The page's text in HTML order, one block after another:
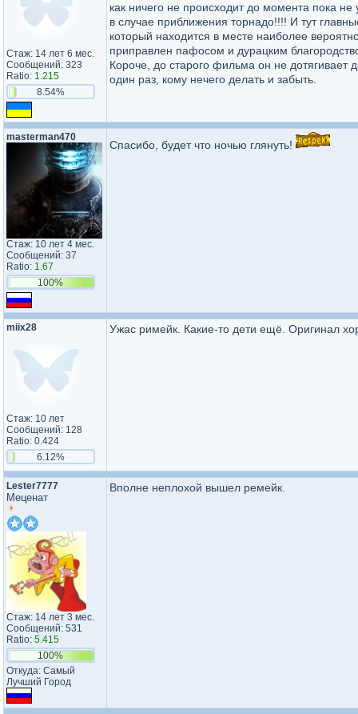
Стаж: 14 лет 6 мес.
Сообщений: 323
Ratio: 1.215
8.54%
как ничего не происходит до момента пока
в случае приближения торнадо!!!! И тут
который находится в месте наиболее
приправлен пафосом и дурацким
Короче, до старого фильма он не
один раз, кому нечего делать и забыть.
masterman470
Стаж: 10 лет 4 мес.
Сообщений: 37
Ratio: 1.67
100%
Спасибо, будет что ночью глянуть!
miix28
Стаж: 10 лет
Сообщений: 128
Ratio: 0.424
6.12%
Ужас римейк. Какие-то дети ещё. Оригинал
Lester7777
Меценат
Стаж: 14 лет 3 мес.
Сообщений: 531
Ratio: 5.415
100%
Откуда: Самый
Лучший Город
Вполне неплохой вышел ремейк.